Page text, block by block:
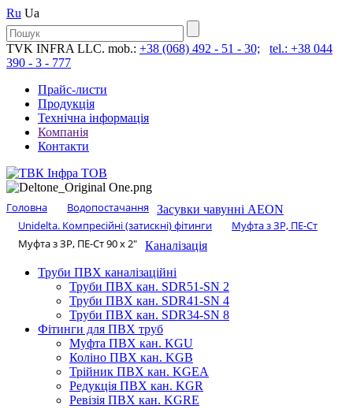
Ru Ua
TVK INFRA LLC. mob.: +38 (068) 492 - 51 - 30;
tel.: +38 044
390 - 3 - 777
Прайс-листи
Продукція
Технічна інформація
Компанія
Контакти
Головна
Водопостачання
Unidelta. Компресійні (затискні) фітинги
Муфта з ЗР, ПЕ-Ст
Муфта з ЗР, ПЕ-Ст 90 х 2″
Засувки чавунні AEON
Каналізація
Труби ПВХ каналізаційні
Труби ПВХ кан. SDR51-SN 2
Труби ПВХ кан. SDR41-SN 4
Труби ПВХ кан. SDR34-SN 8
Фітинги для ПВХ труб
Муфта ПВХ кан. KGU
Коліно ПВХ кан. KGB
Трійник ПВХ кан. KGEA
Редукція ПВХ кан. KGR
Ревізія ПВХ кан. KGRE